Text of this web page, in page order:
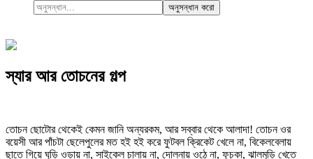
অনুসন্ধান করো
স্যার আর তোচনের গল্প
তোচন ছোটোর থেকেই কেমন জানি অন্যরকম, আর সব্বার থেকে আলাদা! তোচন ওর
বয়েসী আর পাঁচটা ছেলেপুলের মত হই হই করে ফুটবল ক্রিকেট খেলে না, বিকেলবেলায়
ছাতে গিয়ে ঘুড়ি ওড়ায় না, সাইকেল চালায় না, দোলনায় ওঠে না, ফুচকা, ঝালমুড়ি খেতে